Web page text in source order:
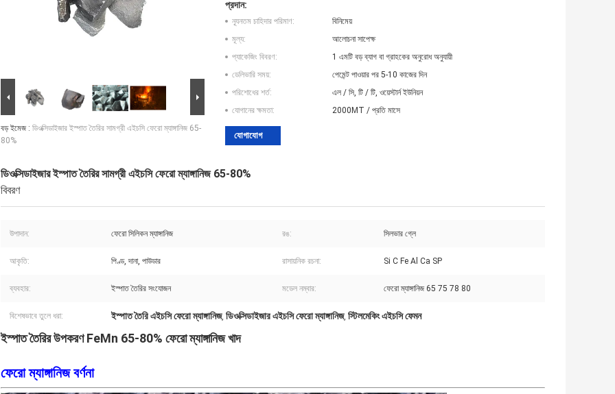
বড় ইমেজ : ডিওক্সিডাইজার ইস্পাত তৈরির সামগ্রী এইচসি ফেরো ম্যাঙ্গানিজ 65-
80%
প্রদান:
ন্যূনতম চাহিদার পরিমাণ:
বিনিমেয়
মূল্য:
আলোচনা সাপেক্ষ
প্যাকেজিং বিবরণ:
1 এমটি বড় ব্যাগ বা গ্রাহকের অনুরোধ অনুযায়ী
ডেলিভারি সময়:
পেমেন্ট পাওয়ার পর 5-10 কাজের দিন
পরিশোধের শর্ত:
এল / সি, টি / টি, ওয়েস্টার্ন ইউনিয়ন
যোগানের ক্ষমতা:
2000MT / প্রতি মাসে
যোগাযোগ
ডিওক্সিডাইজার ইস্পাত তৈরির সামগ্রী এইচসি ফেরো ম্যাঙ্গানিজ 65-80%
বিবরণ
উপাদান: ফেরো সিলিকন ম্যাঙ্গানিজ রঙ: সিলভার গ্লে
আকৃতি: পিণ্ড, দানা, পাউডার রাসায়নিক রচনা: Si C Fe Al Ca SP
ব্যবহার: ইস্পাত তৈরির সংযোজন মডেল নম্বার: ফেরো ম্যাঙ্গানিজ 65 75 78 80
বিশেষভাবে তুলে ধরা: ইস্পাত তৈরি এইচসি ফেরো ম্যাঙ্গানিজ, ডিওক্সিডাইজার এইচসি ফেরো ম্যাঙ্গানিজ, স্টিলমেকিং এইচসি ফেমন
ইস্পাত তৈরির উপকরণ FeMn 65-80% ফেরো ম্যাঙ্গানিজ খাদ
ফেরো ম্যাঙ্গানিজ বর্ণনা